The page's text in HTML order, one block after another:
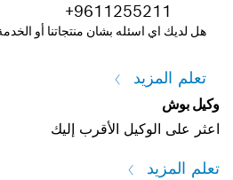
+9611255211
هل لديك اي اسئله بشان منتجاتنا أو الخدمة ؟
تعلم المزيد
وكيل بوش
اعثر على الوكيل الأقرب إليك
تعلم المزيد